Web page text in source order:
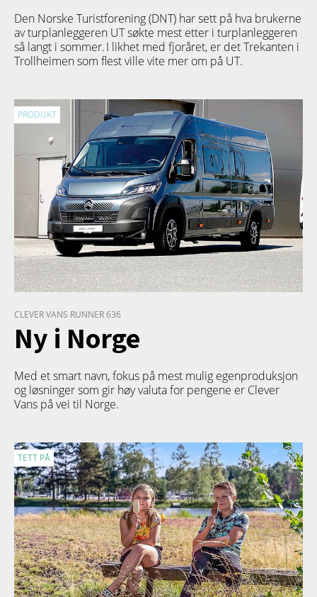
Den Norske Turistforening (DNT) har sett på hva brukerne
av turplanleggeren UTsøkte mest etter i turplanleggeren
så langt i sommer. I likhet med fjoråret, er det Trekanten i
Trollheimen som flest ville vite mer om på UT.
PRODUKT
CLEVER VANS RUNNER 636
Ny i Norge
Med et smart navn, fokus på mest mulig egenproduksjon
og løsninger som gir høy valuta for pengene er Clever
Vans på vei til Norge.
TETT PÅ